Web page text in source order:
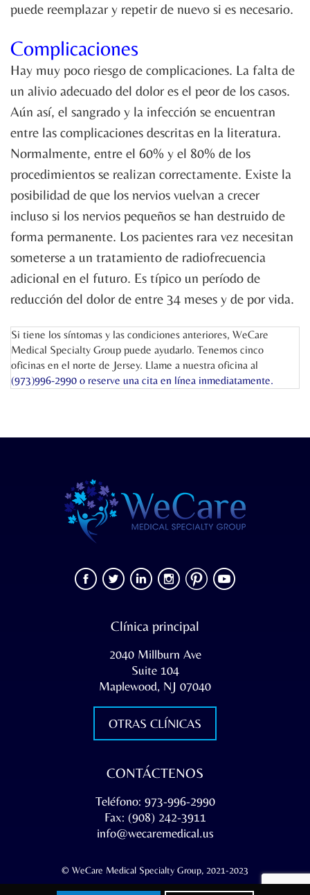
puede reemplazar y repetir de nuevo si es necesario.
Complicaciones
Hay muy poco riesgo de complicaciones. La falta de
un alivio adecuado del dolor es el peor de los casos.
Aún así, el sangrado y la infección se encuentran
entre las complicaciones descritas en la literatura.
Normalmente, entre el 60% y el 80% de los
procedimientos se realizan correctamente. Existe la
posibilidad de que los nervios vuelvan a crecer
incluso si los nervios pequeños se han destruido de
forma permanente. Los pacientes rara vez necesitan
someterse a un tratamiento de radiofrecuencia
adicional en el futuro. Es típico un período de
reducción del dolor de entre 34 meses y de por vida.
Si tiene los síntomas y las condiciones anteriores, WeCare
Medical Specialty Group puede ayudarlo. Tenemos cinco
oficinas en el norte de Jersey. Llame a nuestra oficina al
(973)996-2990 o reserve una cita en línea inmediatamente.
Clínica principal
2040 Millburn Ave
Suite 104
Maplewood, NJ 07040
OTRAS CLÍNICAS
CONTÁCTENOS
Teléfono: 973-996-2990
Fax: (908) 242-3911
info@wecaremedical.us
© WeCare Medical Specialty Group, 2021-2023